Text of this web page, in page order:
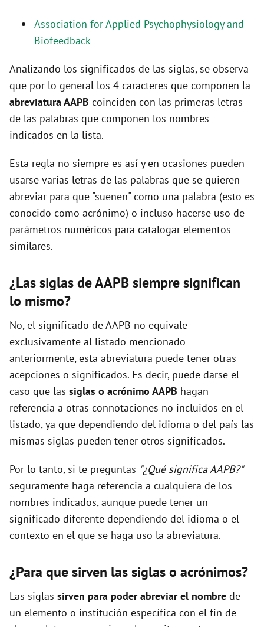
y
V
i
e
o
Association for Applied Psychophysiology and
Biofeedback
Analizando los significados de las siglas, se observa
que por lo general los 4 caracteres que componen la
abreviatura AAPB coinciden con las primeras letras
de las palabras que componen los nombres
indicados en la lista.
Esta regla no siempre es así y en ocasiones pueden
usarse varias letras de las palabras que se quieren
abreviar para que "suenen" como una palabra (esto es
conocido como acrónimo) o incluso hacerse uso de
parámetros numéricos para catalogar elementos
similares.
¿Las siglas de AAPB siempre significan
lo mismo?
No, el significado de AAPB no equivale
exclusivamente al listado mencionado
anteriormente, esta abreviatura puede tener otras
acepciones o significados. Es decir, puede darse el
caso que las siglas o acrónimo AAPB hagan
referencia a otras connotaciones no incluidos en el
listado, ya que dependiendo del idioma o del país las
mismas siglas pueden tener otros significados.
Por lo tanto, si te preguntas "¿Qué significa AAPB?"
seguramente haga referencia a cualquiera de los
nombres indicados, aunque puede tener un
significado diferente dependiendo del idioma o el
contexto en el que se haga uso la abreviatura.
¿Para que sirven las siglas o acrónimos?
Las siglas sirven para poder abreviar el nombre de
un elemento o institución específica con el fin de